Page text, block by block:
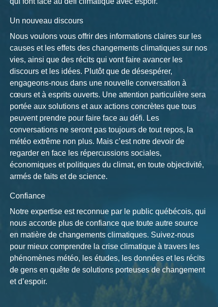
Un nouveau discours
Nous voulons vous offrir des informations claires sur les
causes et les effets des changements climatiques sur nos
vies, ainsi que des récits qui vont faire avancer les
discours et les idées. Plutôt que de désespérer,
engageons-nous dans une nouvelle conversation à
cœurs et à esprits ouverts. Une attention particulière sera
portée aux solutions et aux actions concrètes que tous
peuvent prendre pour faire face au défi. Les
conversations ne seront pas toujours de tout repos, la
météo extrême non plus. Mais c’est notre devoir de
regarder en face les répercussions sociales,
économiques et politiques du climat, en toute objectivité,
armés de faits et de science.
Confiance
Notre expertise est reconnue par le public québécois, qui
nous accorde plus de confiance que toute autre source
en matière de changements climatiques. Suivez-nous
pour mieux comprendre la crise climatique à travers les
phénomènes météo, les études, les données et les récits
de gens en quête de solutions porteuses de changement
et d’espoir.